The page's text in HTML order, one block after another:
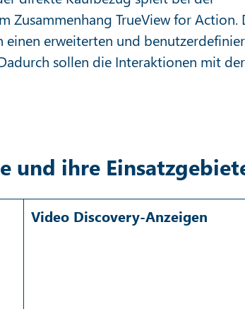
Zusammenhang TrueView for Action.
erweiterten und
sollen die Interaktionen mit der
und ihre
Video Discovery-Anzeigen